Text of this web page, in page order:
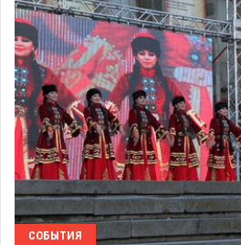
СОБЫТИЯ